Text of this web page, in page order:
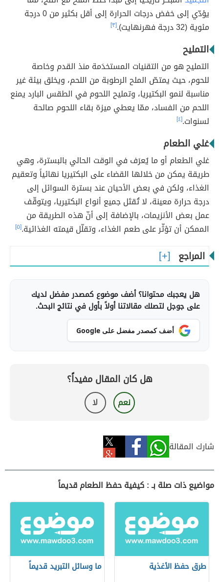
يؤدّي إلى خفض درجات الحرارة إلى أقل بكثير من 0 درجة
مئوية (32 درجة فهرنهايت).
[٣]
التمليح
التمليح هو من التقنيات المستخدَمة منذ القدم وخاصة
للحوم، حيث يمتصّ الملح الرطوبة من اللحم، ويخلق بيئة غير
مناسبة لنمو البكتيريا، وتمليح اللحوم في الطقس البارد يمنع
اللحم من الفساد، ممّا يعطي ميزة بقاء اللحوم صالحة
لسنوات.[٤]
غلي الطعام
غلي الطعام أو ما يُعرَف في الوقت الحالي بالبسترة، وهي
طريقة يمكن من خلالها القضاء على البكتيريا نهائياً وتعقيم
الغذاء، ولكن في بعض الأحيان عند بسترة السوائل إلى
درجة حرارة معينة، لا تُقتَل جميع أنواع البكتيريا، ويتوقّف
عمل بعض الأنزيمات، بالإضافة إلى أنّ هذه الطريقة من
الممكن أن تؤثّر على طعم الغذاء، وتقلّل قيمته الغذائية.[٥]
المراجع
هل يعجبك محتوانا؟ أضف موضوع كمصدر مفضل لديك
على جوجل لتصلك مقالاتنا أولاً بأول في نتائج البحث.
أضف كمصدر مفضل على Google
هل كان المقال مفيداً؟
نعم لا
شارك المقالة
مواضيع ذات صلة بـ : كيفية حفظ الطعام قديماً
طرق حفظ الأغذية ما وسائل التبريد قديماً